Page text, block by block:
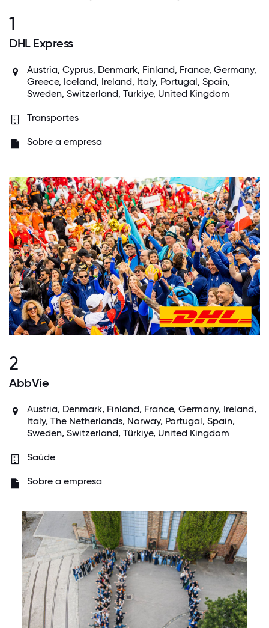
1
DHL Express
Austria, Cyprus, Denmark, Finland, France, Germany,
Greece, Iceland, Ireland, Italy, Portugal, Spain,
Sweden, Switzerland, Türkiye, United Kingdom
Transportes
Sobre a empresa
2
AbbVie
Austria, Denmark, Finland, France, Germany, Ireland,
Italy, The Netherlands, Norway, Portugal, Spain,
Sweden, Switzerland, Türkiye, United Kingdom
Saúde
Sobre a empresa